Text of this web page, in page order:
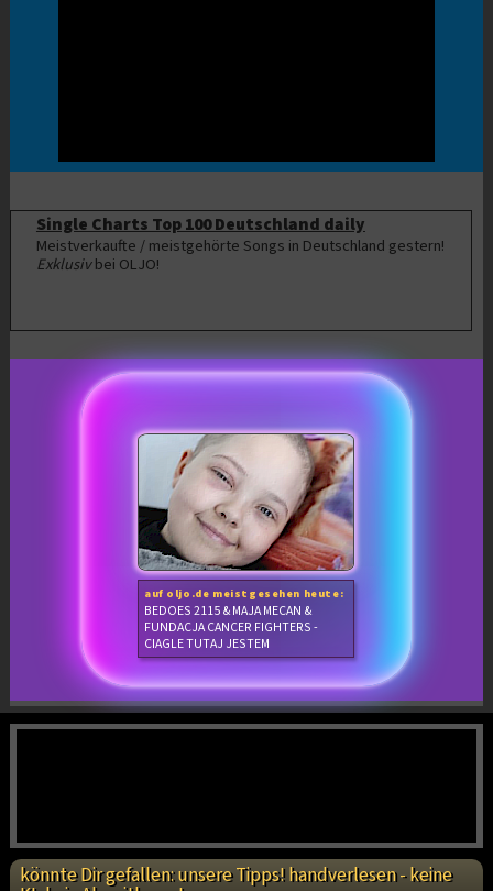
Single Charts Top 100 Deutschland daily
Meistverkaufte / meistgehörte Songs in Deutschland gestern!
Exklusivbei OLJO!
auf oljo.de meistgesehen heute:
BEDOES 2115 & MAJA MECAN &
FUNDACJA CANCER FIGHTERS -
CIAGLE TUTAJ JESTEM
könnte Dir gefallen: unsere Tipps! handverlesen - keine